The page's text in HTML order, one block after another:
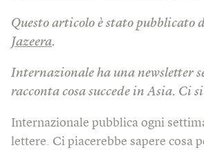
Questo articolo è stato pubblicato
Jazeera.
Internazionale ha una newsletter
racconta cosa succede in Asia. Ci
Internazionale pubblica ogni
lettere. Ci piacerebbe sapere cosa